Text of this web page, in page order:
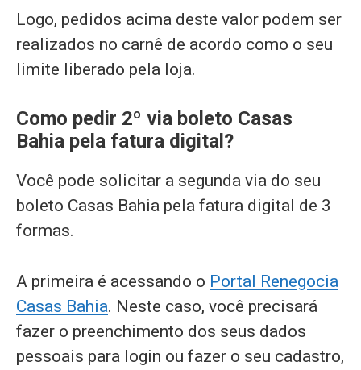
Logo, pedidos acima deste valor podem ser
realizados no carnê de acordo como o seu
limite liberado pela loja.
Como pedir 2º via boleto Casas
Bahia pela fatura digital?
Você pode solicitar a segunda via do seu
boleto Casas Bahia pela fatura digital de 3
formas.
A primeira é acessando o Portal Renegocia
Casas Bahia. Neste caso, você precisará
fazer o preenchimento dos seus dados
pessoais para login ou fazer o seu cadastro,